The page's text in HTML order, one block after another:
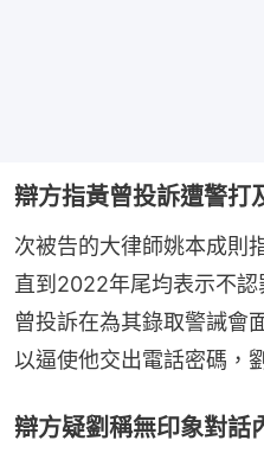
辯方指黃曾投訴遭警打
次被告的大律師姚本成則
直到2022年尾均表示不
曾投訴在為其錄取警誡會
以逼使他交出電話密碼，
辯方疑劉稱無印象對話